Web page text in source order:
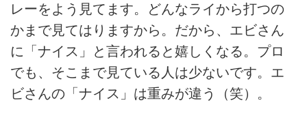
レーをよう見てます。どんなライから打つの
かまで見てはりますから。だから、エビさん
に「ナイス」と言われると嬉しくなる。プロ
でも、そこまで見ている人は少ないです。エ
ビさんの「ナイス」は重みが違う（笑）。